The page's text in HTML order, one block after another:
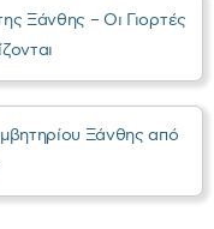
Ξάνθης – Οι Γιορτές
Ξάνθης από